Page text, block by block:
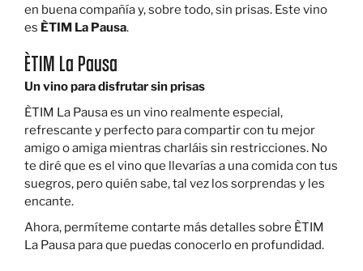
en buena compañía y, sobre todo, sin prisas. Este vino
es ÈTIM La Pausa.
ÈTIM La Pausa
Un vino para disfrutar sin prisas
ÈTIM La Pausa es un vino realmente especial,
refrescante y perfecto para compartir con tu mejor
amigo o amiga mientras charláis sin restricciones. No
te diré que es el vino que llevarías a una comida con tus
suegros, pero quién sabe, tal vez los sorprendas y les
encante.
Ahora, permíteme contarte más detalles sobre ÈTIM
La Pausa para que puedas conocerlo en profundidad.